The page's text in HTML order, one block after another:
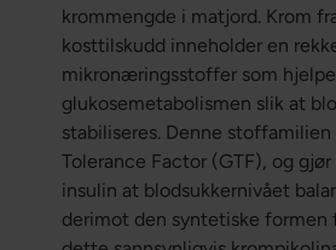
krommengde i matjord. Krom
kosttilskudd inneholder en
mikronæringsstoffer som
glukosemetabolismen slik at
stabiliseres. Denne stoffamilien
Tolerance Factor (GTF), og
insulin at blodsukkernivået
derimot den syntetiske formen